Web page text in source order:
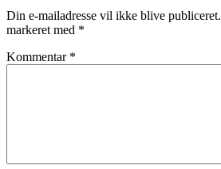
Din e-mailadresse vil ikke blive publiceret.
markeret med *
Kommentar *